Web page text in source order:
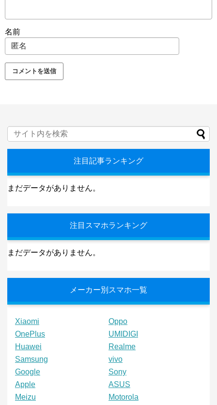
名前
注目記事ランキング
まだデータがありません。
注目スマホランキング
まだデータがありません。
メーカー別スマホ一覧
Xiaomi
Oppo
OnePlus
UMIDIGI
Huawei
Realme
Samsung
vivo
Google
Sony
Apple
ASUS
Meizu
Motorola